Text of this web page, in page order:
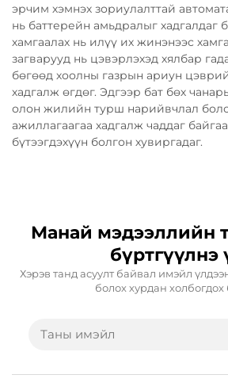
эрчим хэмнэх зориулалттай
нь баттерейн амьдралыг хадгалдаг
хамгаалах нь илүү их жинэнээс
загварууд нь цэвэрлэхэд хялбар
бөгөөд хоолны газрын ариун
хадгалж өгдөг. Эдгээр бат бөх
олон жилийн турш нарийвчлал
ажиллагаагаа хадгалж чаддаг
бүтээгдэхүүн болгон хувиргадаг.
Манай мэдээллийн
бүртгүүлнэ
Хэрэв танд асуулт байвал имэйл
болох хурдан